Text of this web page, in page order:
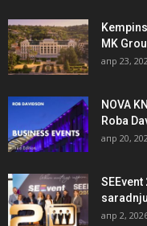
MK
апр 23,
NOVA
Roba
апр 20,
saradnju
апр 2,